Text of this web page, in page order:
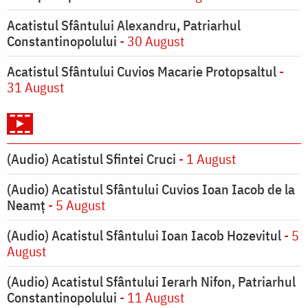
Acatistul Sfântului Alexandru, Patriarhul
Constantinopolului - 30 August
Acatistul Sfântului Cuvios Macarie Protopsaltul-
31 August
(Audio) Acatistul Sfintei Cruci - 1 August
(Audio) Acatistul Sfântului Cuvios Ioan Iacob de la
Neamț - 5 August
(Audio) Acatistul Sfântului Ioan Iacob Hozevitul- 5
August
(Audio) Acatistul Sfântului Ierarh Nifon, Patriarhul
Constantinopolului - 11 August